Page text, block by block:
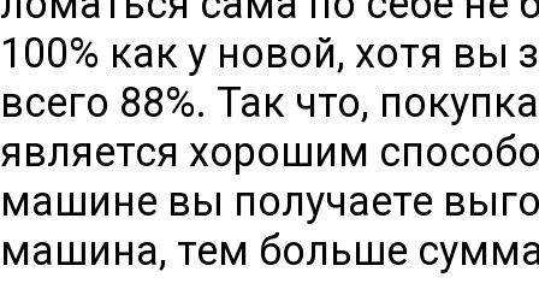
100% как у новой, хотя вы
всего 88%. Так что,
является хорошим
машине вы получаете
машина, тем больше